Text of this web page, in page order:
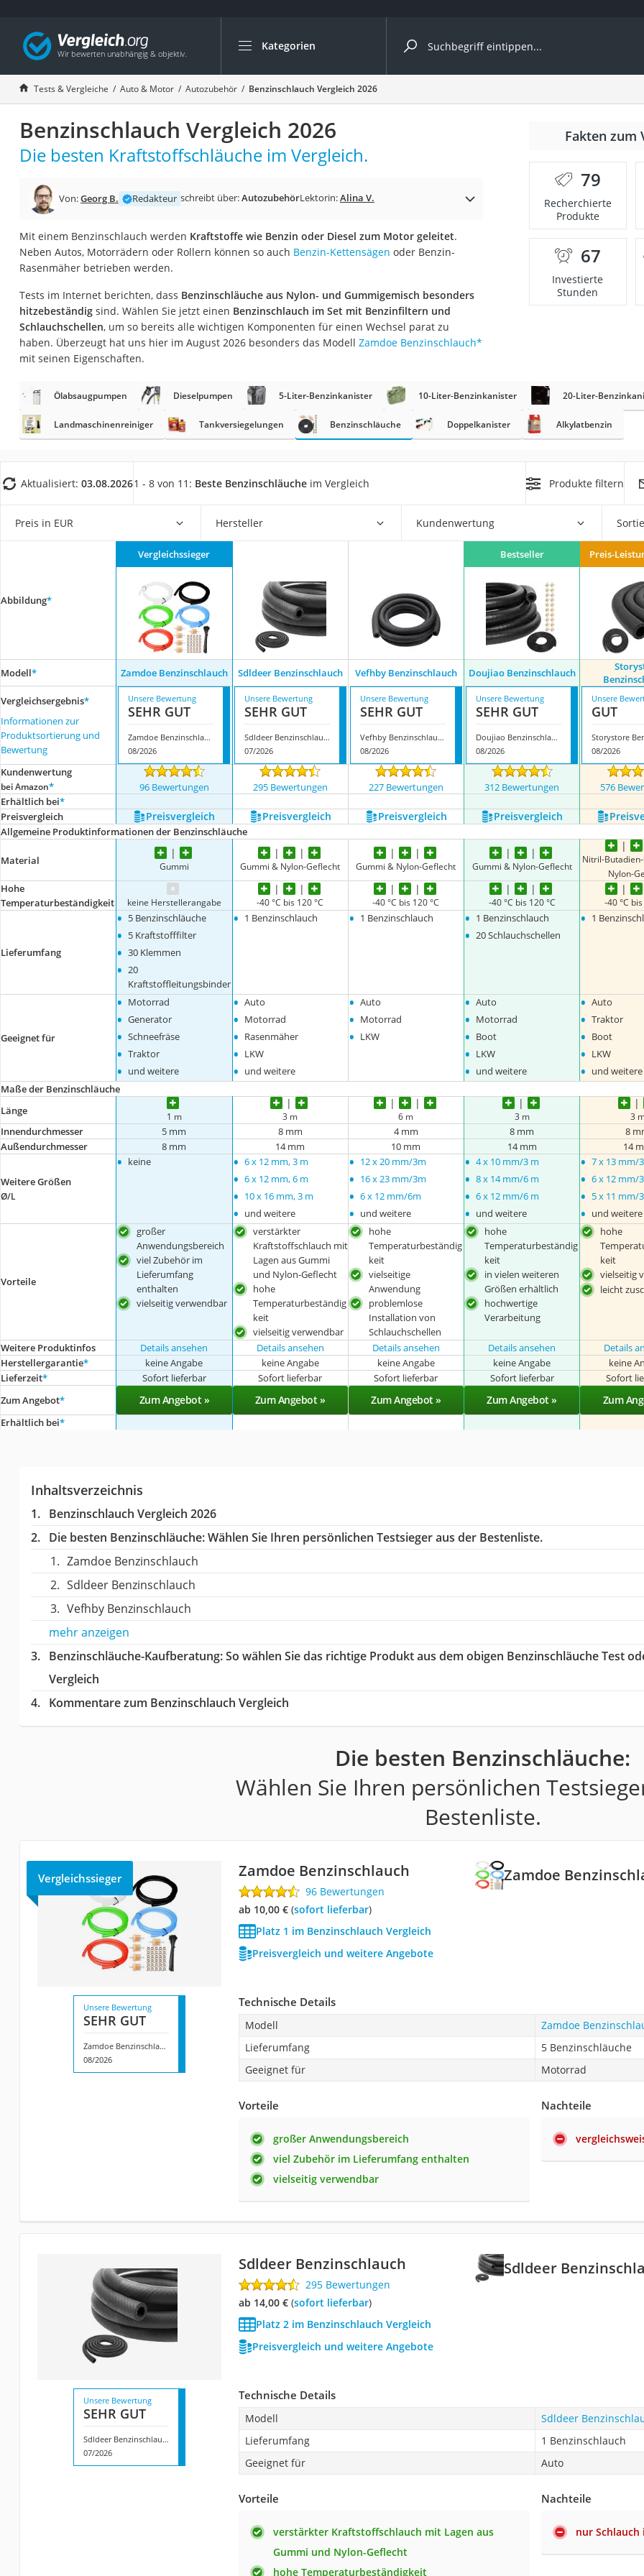
Kategorien
Die beliebtesten Vergleiche nach Kategorie
Auto & Motor
Fahrradträger-Anhängerkupplung (4 Fahrräder)
Fahrradträger
Fahrradträger (Anhängerkupplung)
Fahrradträger 3 Fahrräder
Benzinkanister (20 l)
Fahrradträger E-Bike
Wagenheber 3t
AGM-Batterie Wohnmobil
Sommerreifen 205/55 R16
Autobatterie-Ladegerät
Diesel-Additiv
Wagenheber
Tests & Vergleiche Auto & Motor Autozubehör Benzinschlauch Vergleich 2026
Benzinschlauch Vergleich 2026
Die besten Kraftstoffschläuche im Vergleich.
Von:Georg B. Redakteur schreibt über:AutozubehörLektorin:Alina V.
Mit einem Benzinschlauch werden Kraftstoffe wie Benzin oder Diesel zum Motor geleitet.
Neben Autos, Motorrädern oder Rollern können so auch Benzin-Kettensägen oder Benzin-
Rasenmäher betrieben werden.
Tests im Internet berichten, dass Benzinschläuche aus Nylon- und Gummigemisch besonders
hitzebeständigsind. Wählen Sie jetzt einen Benzinschlauch im Set mit Benzinfiltern und
Schlauchschellen, um so bereits alle wichtigen Komponenten für einen Wechsel parat zu
haben. Überzeugt hat uns hier im August 2026 besonders das Modell Zamdoe Benzinschlauch*
mit seinen Eigenschaften.
Fakten zum
79
Recherchierte
Produkte
67
Investierte
Stunden
Ölabsaugpumpen Dieselpumpen 5-Liter-Benzinkanister 10-Liter-Benzinkanister 20-Liter-
Landmaschinenreiniger Tankversiegelungen Benzinschläuche Doppelkanister Alkylatbenzin
Aktualisiert: 03.08.20261 - 8 von 11: Beste Benzinschläuche im Vergleich Produkte filtern
Preis in EUR Hersteller Kundenwertung
Abbildung*
Vergleichssieger Bestseller Preis-
Modell* Zamdoe Benzinschlauch Sdldeer Benzinschlauch Vefhby Benzinschlauch Doujiao Benzinschlauch
Vergleichsergebnis*
Informationen zur
Produktsortierung und
Bewertung
Unsere Bewertung
SEHR GUT
Zamdoe Benzinschlauch
08/2026
Unsere Bewertung
SEHR GUT
Sdldeer Benzinschlauch
07/2026
Unsere Bewertung
SEHR GUT
Vefhby Benzinschlauch
08/2026
Unsere Bewertung
SEHR GUT
Doujiao Benzinschlauch
08/2026
Unsere
GUT
08/2026
Kundenwertung
bei Amazon* 96 Bewertungen 295 Bewertungen 227 Bewertungen 312 Bewertungen 576
Erhältlich bei*
Preis­vergleich
Preis­vergleich Preis­vergleich Preis­vergleich Preis­vergleich
Allgemeine Produktinformationen der Benzinschläuche
Material Gummi Gummi & Nylon-Geflecht Gummi & Nylon-Geflecht Gummi & Nylon-Geflecht
Nitril-
Nylon-
Hohe
Temperaturbeständigkeit
keine Herstellerangabe -40 °C bis 120 °C -40 °C bis 120 °C -40 °C bis 120 °C -40 °C
Lieferumfang
• 5 Benzinschläuche
• 5 Kraftstofffilter
• 30 Klemmen
• 20
Kraftstoffleitungsbinder
• 1 Benzinschlauch • 1 Benzinschlauch • 1 Benzinschlauch
• 20 Schlauchschellen
• 1
Geeignet für
• Motorrad
• Generator
• Schneefräse
• Traktor
• und weitere
• Auto
• Motorrad
• Rasenmäher
• LKW
• und weitere
• Auto
• Motorrad
• LKW
• Auto
• Motorrad
• Boot
• LKW
• und weitere
• Auto
• Traktor
• Boot
• LKW
• und weitere
Maße der Benzinschläuche
Länge
1 m 3 m 6 m 3 m 3
Innendurchmesser 5 mm 8 mm 4 mm 8 mm 8
Außendurchmesser
8 mm 14 mm 10 mm 14 mm 14
Weitere Größen
Ø/L
• keine • 6 x 12 mm, 3 m
• 6 x 12 mm, 6 m
• 10 x 16 mm, 3 m
• und weitere
• 12 x 20 mm/3m
• 16 x 23 mm/3m
• 6 x 12 mm/6m
• und weitere
• 4 x 10 mm/3 m
• 8 x 14 mm/6 m
• 6 x 12 mm/6 m
• und weitere
• 7 x 13 mm/
• 6 x 12 mm/
• 5 x 11 mm/
• und weitere
Vorteile
großer
Anwendungsbereich
viel Zubehör im
Lieferumfang
enthalten
vielseitig verwendbar
verstärkter
Kraftstoffschlauch mit
Lagen aus Gummi
und Nylon-Geflecht
hohe
Temperaturbeständig
keit
vielseitig verwendbar
hohe
Temperaturbeständig
keit
vielseitige
Anwendung
problemlose
Installation von
Schlauchschellen
hohe
Temperaturbeständig
keit
in vielen weiteren
Größen erhältlich
hochwertige
Verarbeitung
hohe
keit
vielseitig
leicht
Weitere Produktinfos Details ansehen Details ansehen Details ansehen Details ansehen Details
Herstellergarantie* keine Angabe keine Angabe keine Angabe keine Angabe keine
Lieferzeit* Sofort lieferbar Sofort lieferbar Sofort lieferbar Sofort lieferbar Sofort
Zum Angebot* Zum Angebot » Zum Angebot » Zum Angebot » Zum Angebot » Zum
Erhältlich bei*
Inhaltsverzeichnis
Benzinschlauch Vergleich 2026
Die besten Benzinschläuche:Wählen Sie Ihren persönlichen Testsieger aus der Bestenliste.
Zamdoe Benzinschlauch
Sdldeer Benzinschlauch
Vefhby Benzinschlauch
mehr anzeigen
Benzinschläuche-Kaufberatung: So wählen Sie das richtige Produkt aus dem obigen Benzinschläuche Test
Vergleich
Kommentare zum Benzinschlauch Vergleich
Die besten Benzinschläuche:
Wählen Sie Ihren persönlichen
Bestenliste.
Zamdoe
Vergleichssieger Zamdoe Benzinschlauch
96 Bewertungen
ab 10,00 €( Sofort lieferbar)
Platz 1 im Benzinschlauch Vergleich
Preisvergleich und weitere Angebote
Unsere Bewertung
SEHR GUT
Zamdoe Benzinschlauch
08/2026
Technische Details
Modell
Zamdoe
Lieferumfang
5 Benzinschläuche
Geeignet für
Motorrad
Vorteile
großer Anwendungsbereich
viel Zubehör im Lieferumfang enthalten
vielseitig verwendbar
Nachteile
Sdldeer
Sdldeer Benzinschlauch
295 Bewertungen
ab 14,00 €( Sofort lieferbar)
Platz 2 im Benzinschlauch Vergleich
Preisvergleich und weitere Angebote
Unsere Bewertung
SEHR GUT
Sdldeer Benzinschlauch
07/2026
Technische Details
Modell
Sdldeer
Lieferumfang
1 Benzinschlauch
Geeignet für
Auto
Vorteile
verstärkter Kraftstoffschlauch mit Lagen aus
Gummi und Nylon-Geflecht
hohe Temperaturbeständigkeit
Nachteile
nur